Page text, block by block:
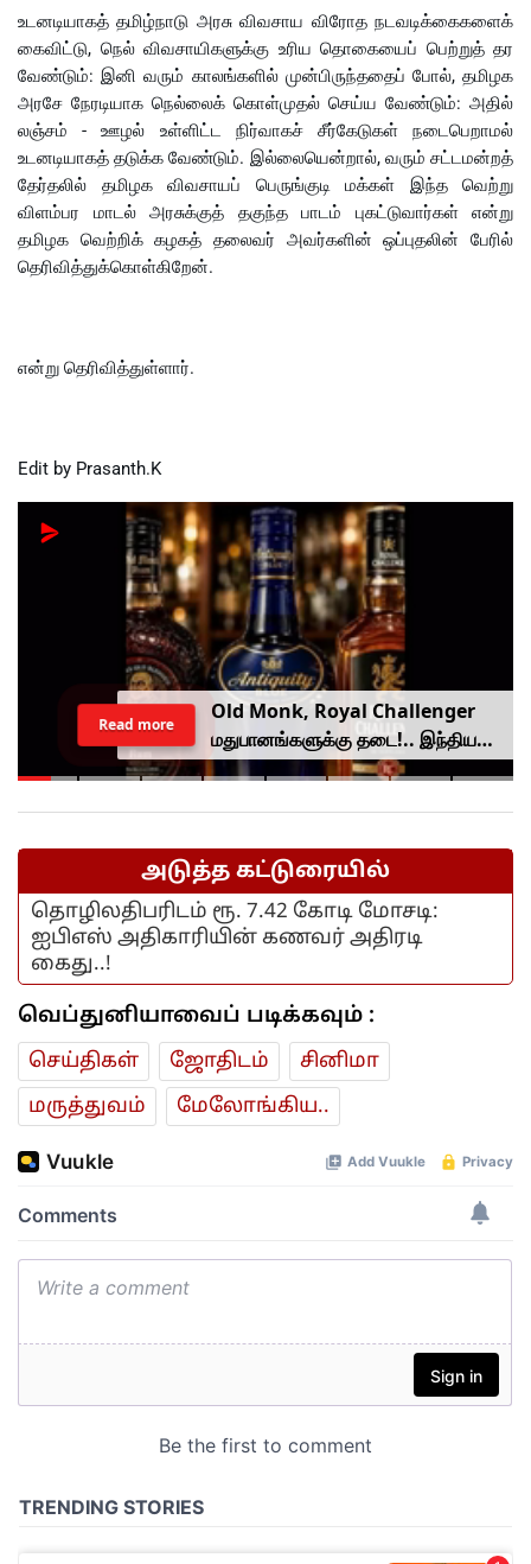
உடனடியாகத் தமிழ்நாடு அரசு விவசாய விரோத நடவடிக்கைகளைக்
கைவிட்டு, நெல் விவசாயிகளுக்கு உரிய தொகையைப் பெற்றுத் தர
வேண்டும்: இனி வரும் காலங்களில் முன்பிருந்ததைப் போல், தமிழக
அரசே நேரடியாக நெல்லைக் கொள்முதல் செய்ய வேண்டும்: அதில்
லஞ்சம் - ஊழல் உள்ளிட்ட நிர்வாகச் சீர்கேடுகள் நடைபெறாமல்
உடனடியாகத் தடுக்க வேண்டும். இல்லையென்றால், வரும் சட்டமன்றத்
தேர்தலில் தமிழக விவசாயப் பெருங்குடி மக்கள் இந்த வெற்று
விளம்பர மாடல் அரசுக்குத் தகுந்த பாடம் புகட்டுவார்கள் என்று
தமிழக வெற்றிக் கழகத் தலைவர் அவர்களின் ஒப்புதலின் பேரில்
தெரிவித்துக்கொள்கிறேன்.
என்று தெரிவித்துள்ளார்.
Edit by Prasanth.K
Old Monk, Royal Challenger
மதுபானங்களுக்கு தடை!.. இந்திய
உணவு பாதுகாப்பு ஆணையம் அதிரடி.
Read more
அடுத்த கட்டுரையில்
தொழிலதிபரிடம் ரூ. 7.42 கோடி மோசடி:
ஐபிஎஸ் அதிகாரியின் கணவர் அதிரடி
கைது..!
வெப்துனியாவைப் படிக்கவும் :
செய்திகள் ஜோ‌திட‌ம்
சினிமா
மரு‌த்துவ‌ம்
மேலோங்கிய..